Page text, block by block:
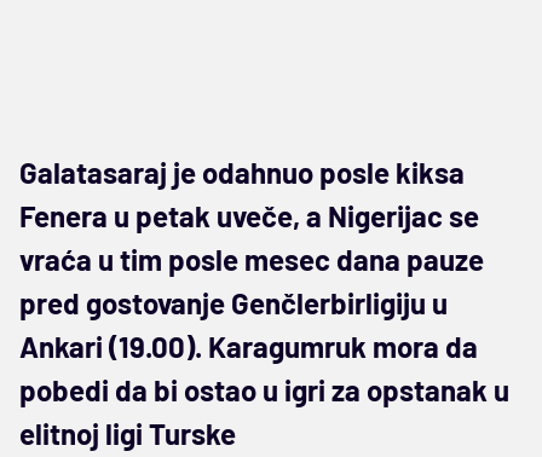
Galatasaraj je odahnuo posle kiksa
Fenera u petak uveče, a Nigerijac se
vraća u tim posle mesec dana pauze
pred gostovanje Genčlerbirligiju u
Ankari (19.00). Karagumruk mora da
pobedi da bi ostao u igri za opstanak u
elitnoj ligi Turske